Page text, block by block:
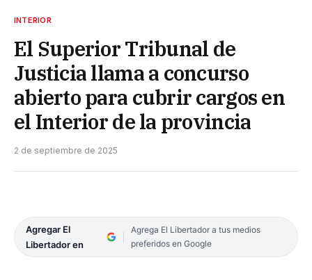
INTERIOR
El Superior Tribunal de
Justicia llama a concurso
abierto para cubrir cargos en
el Interior de la provincia
2 de septiembre de 2025
Agregar El
Libertador en
Agrega El Libertador a tus medios
preferidos en Google